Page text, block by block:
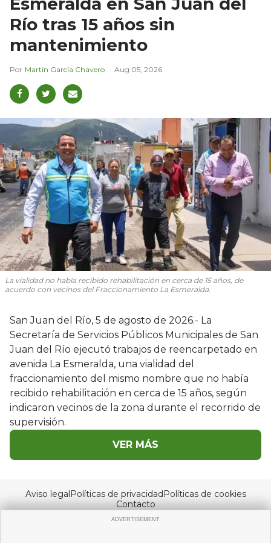
Río tras 15 años sin
mantenimiento
Martín García Chavero Aug 05, 2026
La vialidad no había recibido rehabilitación en cerca de 15 años, de
acuerdo con vecinos del Fraccionamiento La Esmeralda.
San Juan del Río, 5 de agosto de 2026.- La
Secretaría de Servicios Públicos Municipales de San
Juan del Río ejecutó trabajos de reencarpetado en
avenida La Esmeralda, una vialidad del
fraccionamiento del mismo nombre que no había
recibido rehabilitación en cerca de 15 años, según
indicaron vecinos de la zona durante el recorrido de
supervisión.
VER MÁS
Aviso legalPolíticas de privacidadPolíticas de cookies
Contacto